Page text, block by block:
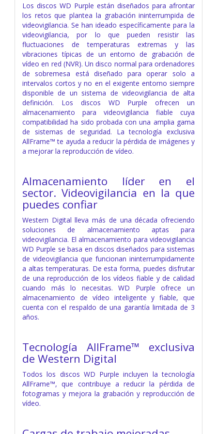
Los discos WD Purple están diseñados para afrontar
los retos que plantea la grabación ininterrumpida de
videovigilancia. Se han ideado específicamente para la
videovigilancia, por lo que pueden resistir las
fluctuaciones de temperaturas extremas y las
vibraciones típicas de un entorno de grabación de
vídeo en red (NVR). Un disco normal para ordenadores
de sobremesa está diseñado para operar solo a
intervalos cortos y no en el exigente entorno siempre
disponible de un sistema de videovigilancia de alta
definición. Los discos WD Purple ofrecen un
almacenamiento para videovigilancia fiable cuya
compatibilidad ha sido probada con una amplia gama
de sistemas de seguridad. La tecnología exclusiva
AllFrame™ te ayuda a reducir la pérdida de imágenes y
a mejorar la reproducción de vídeo.
Almacenamiento líder en el
sector. Videovigilancia en la que
puedes confiar
Western Digital lleva más de una década ofreciendo
soluciones de almacenamiento aptas para
videovigilancia. El almacenamiento para videovigilancia
WD Purple se basa en discos diseñados para sistemas
de videovigilancia que funcionan ininterrumpidamente
a altas temperaturas. De esta forma, puedes disfrutar
de una reproducción de los vídeos fiable y de calidad
cuando más lo necesitas. WD Purple ofrece un
almacenamiento de vídeo inteligente y fiable, que
cuenta con el respaldo de una garantía limitada de 3
años.
Tecnología AllFrame™ exclusiva
de Western Digital
Todos los discos WD Purple incluyen la tecnología
AllFrame™, que contribuye a reducir la pérdida de
fotogramas y mejora la grabación y reproducción de
vídeo.